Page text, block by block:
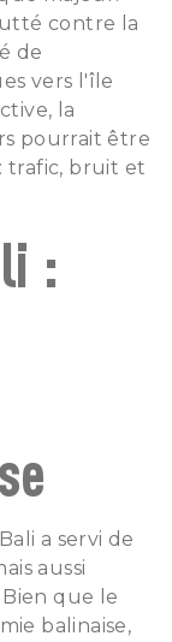
contre la
de
vers l'île
la
pourrait être
trafic, bruit et
:
a servi de
aussi
que le
balinaise,